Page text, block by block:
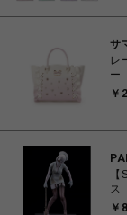
サ
レ
ー
￥
ス
￥